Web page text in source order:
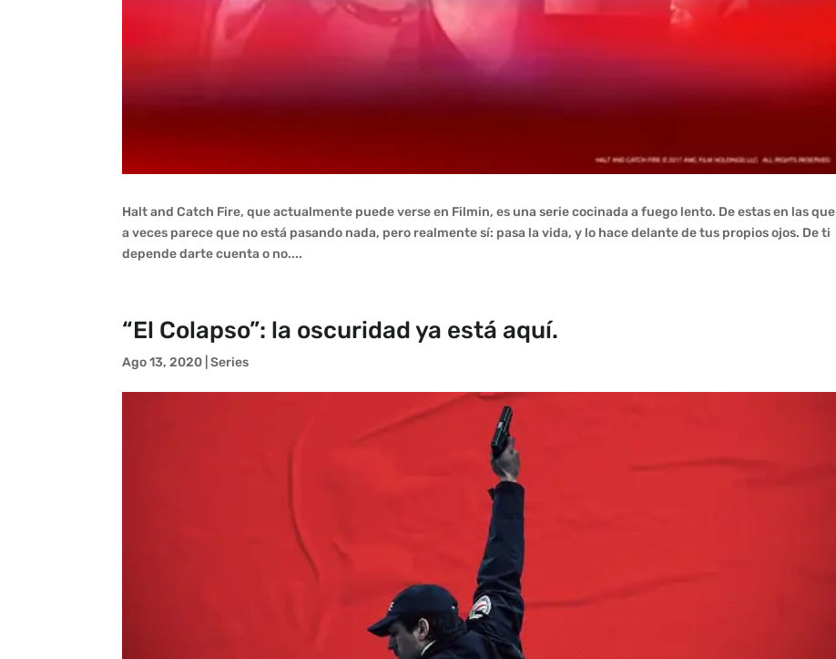
Halt and Catch Fire, que actualmente puede verse en Filmin, es una serie cocinada a fuego lento. De estas en las que
a veces parece que no está pasando nada, pero realmente sí: pasa la vida, y lo hace delante de tus propios ojos. De ti
depende darte cuenta o no....
“El Colapso”: la oscuridad ya está aquí.
Ago 13, 2020 |Series